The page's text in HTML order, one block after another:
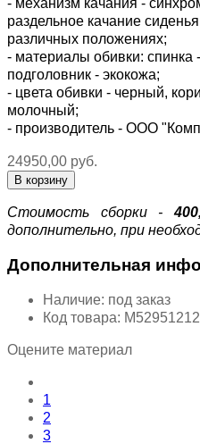
- механизм качания -
раздельное качание
различных положениях;
- материалы обивки: спинка
подголовник - экокожа;
- цвета обивки - черный,
молочный;
- производитель - ООО
24950,00 руб.
Стоимость сборки -
дополнительно, при
Дополнительная
Наличие: под заказ
Код товара: М52951212
Оцените материал
1
2
3